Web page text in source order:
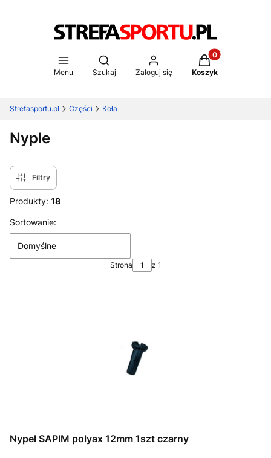
Menu
Otwórz wyszukiwarkę
Szukaj Zaloguj się
Produkty w
Koszyk
Strefasportu.pl Części Koła
Nyple
Filtry
Produkty: 18
Lista produktów
Sortowanie:
Domyślne
Strona z 1
Nypel SAPIM polyax 12mm 1szt czarny